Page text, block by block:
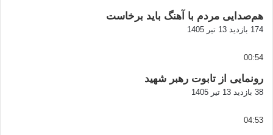
هم‌صدایی مردم با آهنگ باید برخاست
174 بازدید 13 تیر 1405
00:54
رونمایی از تابوت رهبر شهید
38 بازدید 13 تیر 1405
04:53